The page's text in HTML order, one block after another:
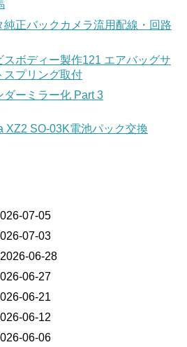
純正バックカメラ流用配線・回路
スボディー製作121 エアバッグサ
スプリング取付
ダーミラー化 Part 3
XZ2 SO-03K電池パック交換
07-05
07-03
2026-06-28
06-27
06-21
06-12
06-06